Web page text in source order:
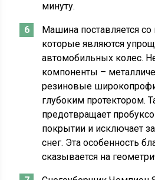
минуту.
Машина поставляется
которые являются
автомобильных колес.
компоненты –
резиновые
глубоким протектором.
предотвращает
покрытии и исключает
снег. Эта особенность
сказывается на